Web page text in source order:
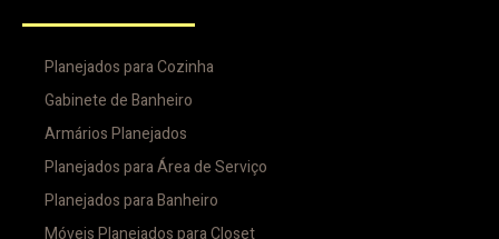
Planejados para Cozinha
Gabinete de Banheiro
Armários Planejados
Planejados para Área de Serviço
Planejados para Banheiro
Móveis Planejados para Closet